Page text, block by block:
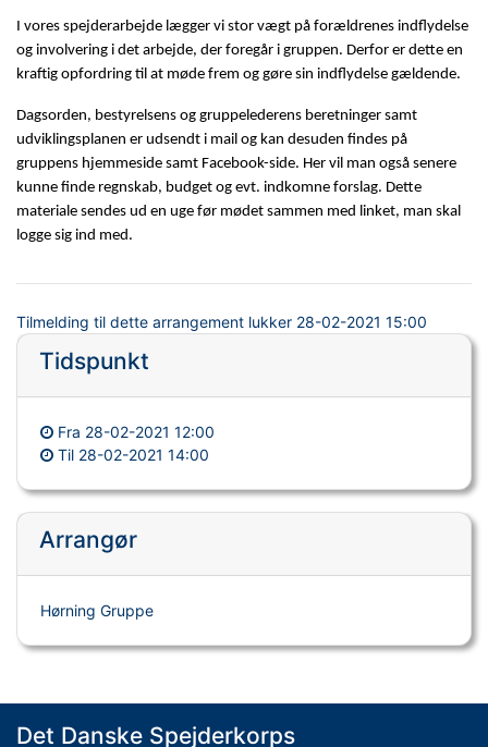
I vores spejderarbejde lægger vi stor vægt på forældrenes indflydelse
og involvering i det arbejde, der foregår i gruppen. Derfor er dette en
kraftig opfordring til at møde frem og gøre sin indflydelse gældende.
Dagsorden, bestyrelsens og gruppelederens beretninger samt
udviklingsplanen er udsendt i mail og kan desuden findes på
gruppens hjemmeside samt Facebook-side. Her vil man også senere
kunne finde regnskab, budget og evt. indkomne forslag. Dette
materiale sendes ud en uge før mødet sammen med linket, man skal
logge sig ind med.
Tilmelding til dette arrangement lukker 28-02-2021 15:00
Tidspunkt
Fra 28-02-2021 12:00
Til 28-02-2021 14:00
Arrangør
Hørning Gruppe
Det Danske Spejderkorps